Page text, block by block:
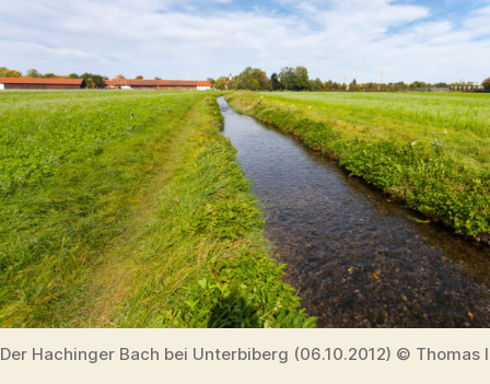
Der Hachinger Bach bei Unterbiberg (06.10.2012) © Thomas